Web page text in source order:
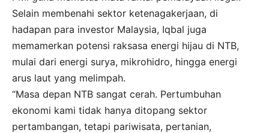
Selain membenahi sektor ketenagakerjaan, di
hadapan para investor Malaysia, Iqbal juga
memamerkan potensi raksasa energi hijau di NTB,
mulai dari energi surya, mikrohidro, hingga energi
arus laut yang melimpah.
“Masa depan NTB sangat cerah. Pertumbuhan
ekonomi kami tidak hanya ditopang sektor
pertambangan, tetapi pariwisata, pertanian,